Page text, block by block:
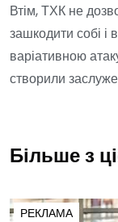
Втім, ТХК не
зашкодити собі і
варіативною
створили
Більше з
РЕКЛАМА